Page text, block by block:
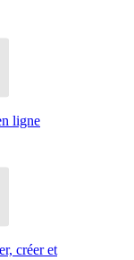
ligne
créer et